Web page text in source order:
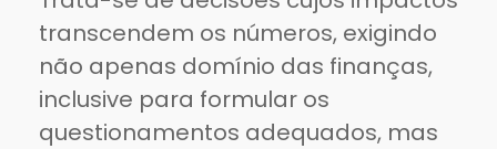
transcendem os números, exigindo
não apenas domínio das finanças,
inclusive para formular os
questionamentos adequados, mas